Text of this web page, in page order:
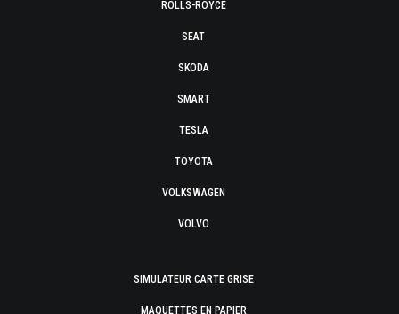
ROLLS-ROYCE
SEAT
SKODA
SMART
TESLA
TOYOTA
VOLKSWAGEN
VOLVO
SIMULATEUR CARTE GRISE
MAQUETTES EN PAPIER